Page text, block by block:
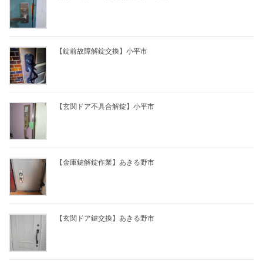
【錠前故障解錠交換】小平市
【玄関ドア不具合解錠】小平市
【金庫鍵解錠作業】あきる野市
【玄関ドア鍵交換】あきる野市